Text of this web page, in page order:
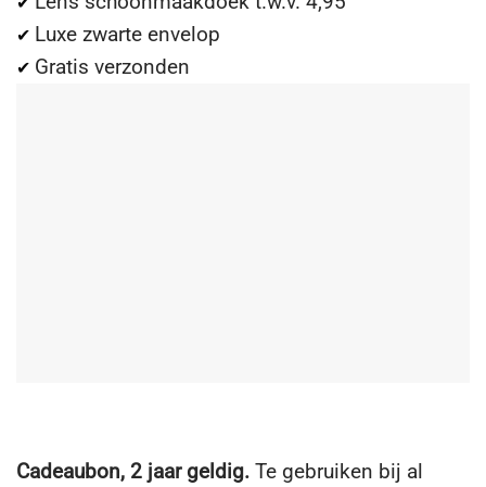
✔ Luxe zwarte envelop
✔ Gratis verzonden
Cadeaubon, 2 jaar geldig. Te gebruiken bij al